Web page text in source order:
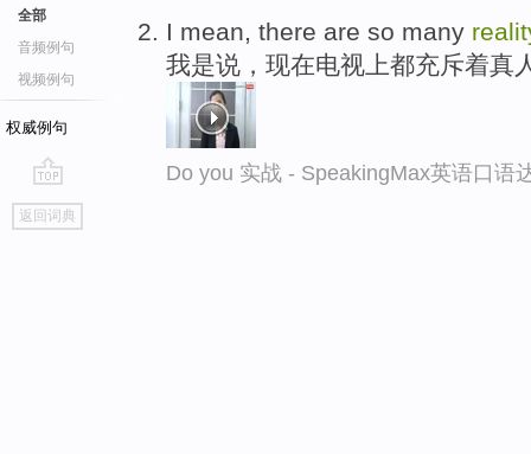
全部
音频例句
视频例句
权威例句
go
top
返回词典
I mean, there are so many
我是说，现在电视上都充斥着真
Do you 实战 - SpeakingMax英语口语